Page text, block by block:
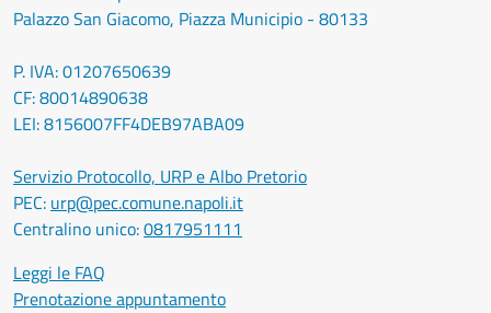
Palazzo San Giacomo, Piazza Municipio - 80133
P. IVA: 01207650639
CF: 80014890638
LEI: 8156007FF4DEB97ABA09
Servizio Protocollo, URP e Albo Pretorio
PEC: urp@pec.comune.napoli.it
Centralino unico:0817951111
Leggi le FAQ
Prenotazione appuntamento